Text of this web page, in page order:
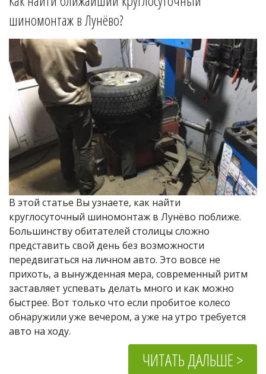
шиномонтаж в Лунёво?
В этой статье Вы узнаете, как найти
круглосуточный шиномонтаж в Лунёво поближе.
Большинству обитателей столицы сложно
представить свой день без возможности
передвигаться на личном авто. Это вовсе не
прихоть, а вынужденная мера, современный ритм
заставляет успевать делать много и как можно
быстрее. Вот только что если пробитое колесо
обнаружили уже вечером, а уже на утро требуется
авто на ходу.
ЧИТАТЬ ДАЛЬШЕ >